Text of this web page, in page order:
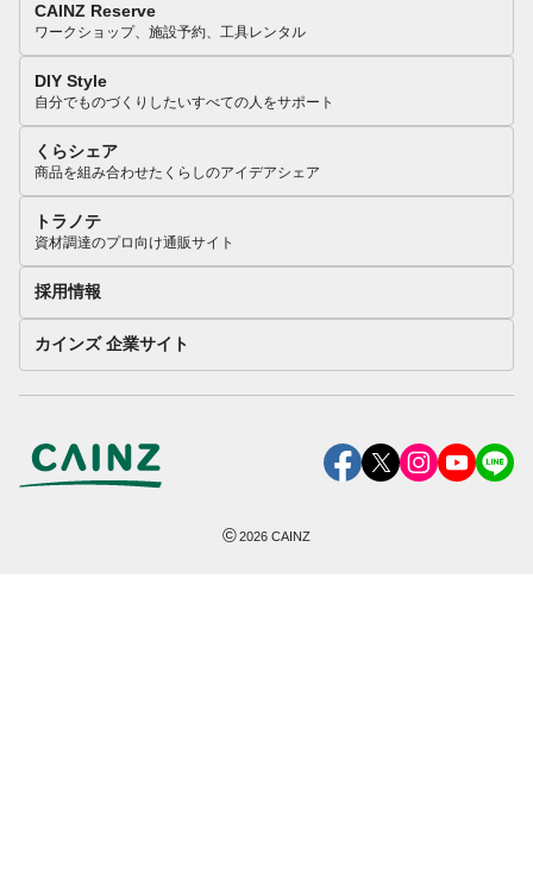
CAINZ Reserve
ワークショップ、施設予約、工具レンタル
DIY Style
自分でものづくりしたいすべての人をサポート
くらシェア
商品を組み合わせたくらしのアイデアシェア
トラノテ
資材調達のプロ向け通販サイト
採用情報
カインズ 企業サイト
©2026 CAINZ